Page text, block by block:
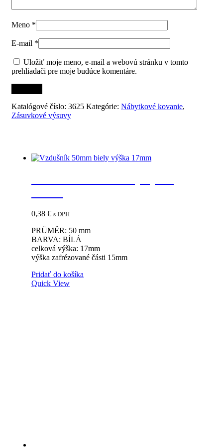
Meno *
E-mail *
Uložiť moje meno, e-mail a webovú stránku v tomto
prehliadači pre moje budúce komentáre.
Katalógové číslo: 3625 Kategórie: Nábytkové kovanie,
Zásuvkové výsuvy
0,38 € s DPH
PRŮMĚR: 50 mm
BARVA: BÍLÁ
celková výška: 17mm
výška zafrézované části 15mm
Pridať do košíka
Quick View